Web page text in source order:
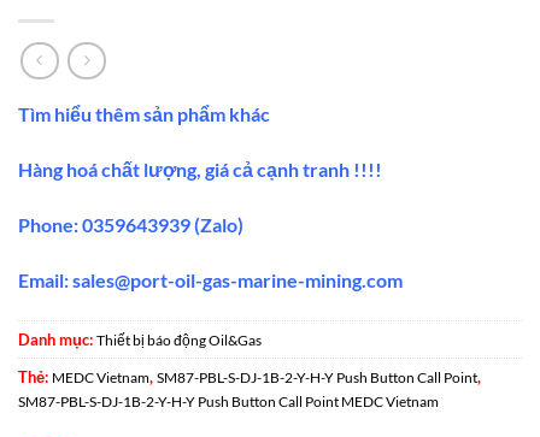
Tìm hiểu thêm sản phẩm khác
Hàng hoá chất lượng, giá cả cạnh tranh !!!!
Phone: 0359643939 (Zalo)
Email: sales@port-oil-gas-marine-mining.com
Danh mục: Thiết bị báo động Oil&Gas
Thẻ: MEDC Vietnam, SM87-PBL-S-DJ-1B-2-Y-H-Y Push Button Call Point,
SM87-PBL-S-DJ-1B-2-Y-H-Y Push Button Call Point MEDC Vietnam